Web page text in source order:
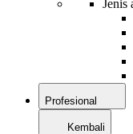
Jenis
Profesional
Kembali